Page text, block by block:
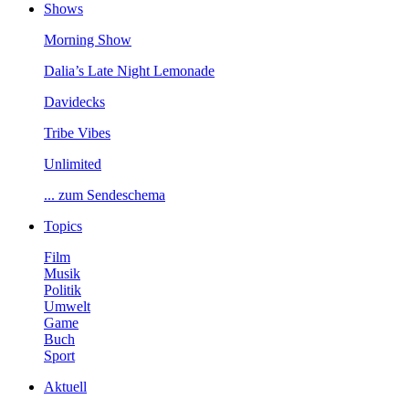
Shows
MorningShow
Dalia’sLateNightLemonade
Davidecks
TribeVibes
Unlimited
...zumSendeschema
Topics
Film
Musik
Politik
Umwelt
Game
Buch
Sport
Aktuell